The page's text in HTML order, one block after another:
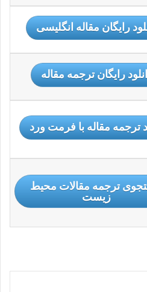
رایگان مقاله انگلیسی
رایگان ترجمه مقاله
ترجمه مقاله با فرمت ورد
ترجمه مقالات محیط
زیست